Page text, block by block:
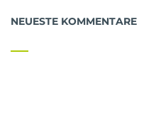
NEUESTE KOMMENTARE